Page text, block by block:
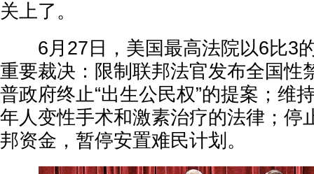
关上了。
6月27日，美国最高法院以6比3
重要裁决：限制联邦法官发布全国性
普政府终止“出生公民权”的提案；维
年人变性手术和激素治疗的法律；停
邦资金，暂停安置难民计划。